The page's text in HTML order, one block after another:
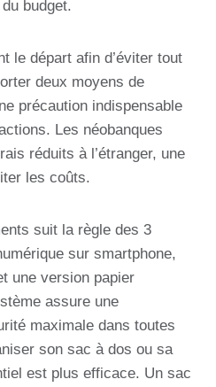
budget.
le départ afin d’éviter tout
deux moyens de
précaution indispensable
Les néobanques
réduits à l’étranger, une
les coûts.
suit la règle des 3
sur smartphone,
une version papier
assure une
maximale dans toutes
son sac à dos ou sa
est plus efficace. Un sac